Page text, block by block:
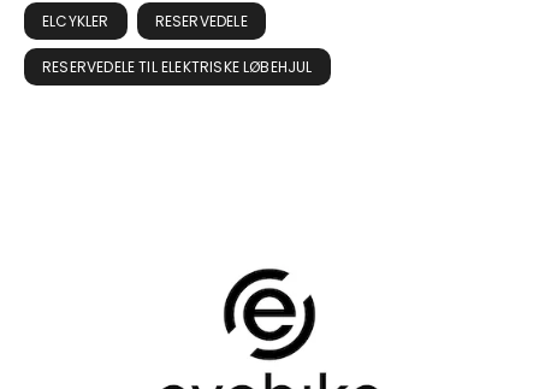
ELCYKLER RESERVEDELE
RESERVEDELE TIL ELEKTRISKE LØBEHJUL